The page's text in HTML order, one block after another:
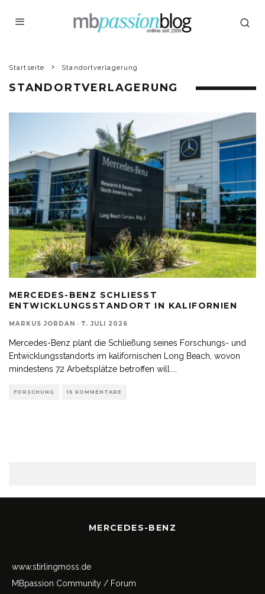
Startseite Standortverlagerung
STANDORTVERLAGERUNG
MERCEDES-BENZ SCHLIESST E
NTWICKLUNGSSTANDORT IN KALIFORNIEN
MARKUS JORDAN · 7. JULI 2026
Mercedes-Benz plant die Schließung seines Forschungs- und
Entwicklungsstandorts im kalifornischen Long Beach, wovon
mindestens 72 Arbeitsplätze betroffen will.
FORSCHUNG 16 KOMMENTARE
MERCEDES-BENZ
www.stirlingmoss.de
MBpassion Community / Forum